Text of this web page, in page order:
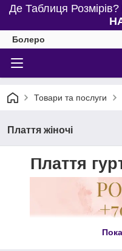
Де Таблиця
Болеро
Товари та послуги
Плаття жіночі
Плаття